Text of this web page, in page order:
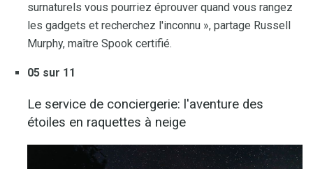
surnaturels vous pourriez éprouver quand vous rangez
les gadgets et recherchez l'inconnu », partage Russell
Murphy, maître Spook certifié.
05 sur 11
Le service de conciergerie: l'aventure des
étoiles en raquettes à neige